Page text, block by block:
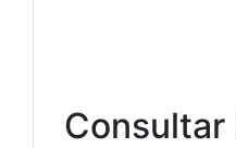
Consultar